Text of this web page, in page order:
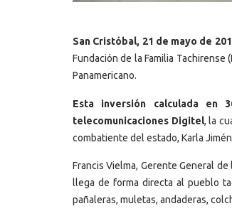
San Cristóbal, 21 de mayo de
Fundación de la Familia Tachirense
Panamericano.
Esta inversión calculada en
telecomunicaciones Digitel, la
combatiente del estado, Karla
Francis Vielma, Gerente General
llega de forma directa al pueblo
pañaleras, muletas, andaderas,